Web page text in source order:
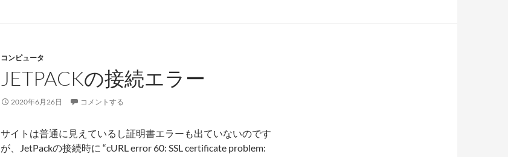
コンピュータ
JETPACKの接続エラー
2020年6月26日 コメントする
サイトは普通に見えているし証明書エラーも出ていないのです
が、JetPackの接続時に “cURL error 60: SSL certificate problem: